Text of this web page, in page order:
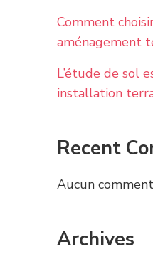
Comment
aménagement
L’étude de sol
installation
Recent
Aucun
Archives